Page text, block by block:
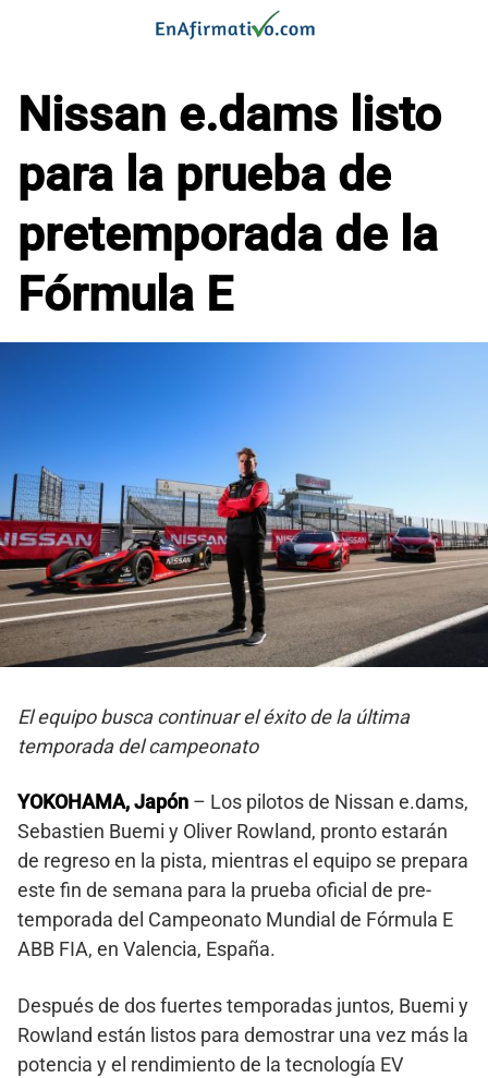
Nissan e.dams listo
para la prueba de
pretemporada de la
Fórmula E
El equipo busca continuar el éxito de la última
temporada del campeonato
YOKOHAMA, Japón – Los pilotos de Nissan e.dams,
Sebastien Buemi y Oliver Rowland, pronto estarán
de regreso en la pista, mientras el equipo se prepara
este fin de semana para la prueba oficial de pre-
temporada del Campeonato Mundial de Fórmula E
ABB FIA, en Valencia, España.
Después de dos fuertes temporadas juntos, Buemi y
Rowland están listos para demostrar una vez más la
potencia y el rendimiento de la tecnología EV